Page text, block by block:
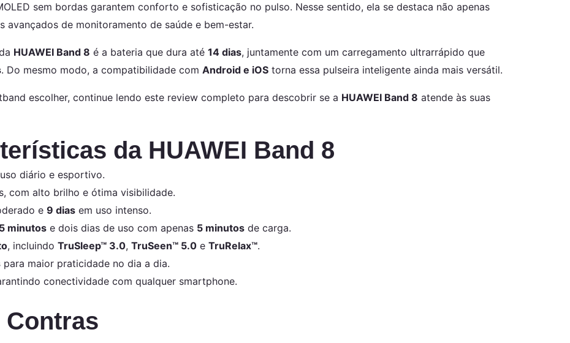
sem bordas garantem conforto e sofisticação no pulso. Nesse sentido, ela se destaca não apenas
avançados de monitoramento de saúde e bem-estar.
HUAWEI Band 8 é a bateria que dura até 14 dias, juntamente com um carregamento ultrarrápido que
. Do mesmo modo, a compatibilidade com Android e iOS torna essa pulseira inteligente ainda mais versátil.
escolher, continue lendo este review completo para descobrir se a HUAWEI Band 8 atende às suas
da HUAWEI Band 8
diário e esportivo.
com alto brilho e ótima visibilidade.
e 9 dias em uso intenso.
minutos e dois dias de uso com apenas 5 minutos de carga.
, incluindo TruSleep™ 3.0, TruSeen™ 5.0 e TruRelax™.
para maior praticidade no dia a dia.
conectividade com qualquer smartphone.
Contras